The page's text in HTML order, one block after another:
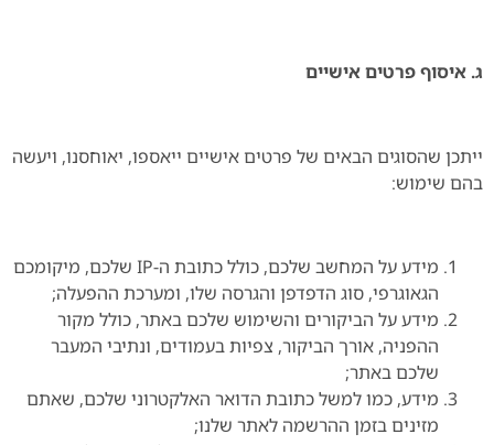
ג. איסוף פרטים אישיים
ייתכן שהסוגים הבאים של פרטים אישיים ייאספו, יאוחסנו, ויעשה
בהם שימוש:
מידע על המחשב שלכם, כולל כתובת ה-IP שלכם, מיקומכם
הגאוגרפי, סוג הדפדפן והגרסה שלו, ומערכת ההפעלה;
מידע על הביקורים והשימוש שלכם באתר, כולל מקור
ההפניה, אורך הביקור, צפיות בעמודים, ונתיבי המעבר
שלכם באתר;
מידע, כמו למשל כתובת הדואר האלקטרוני שלכם, שאתם
מזינים בזמן ההרשמה לאתר שלנו;